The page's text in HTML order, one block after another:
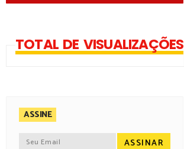
TOTAL DE VISUALIZAÇÕES
ASSINE